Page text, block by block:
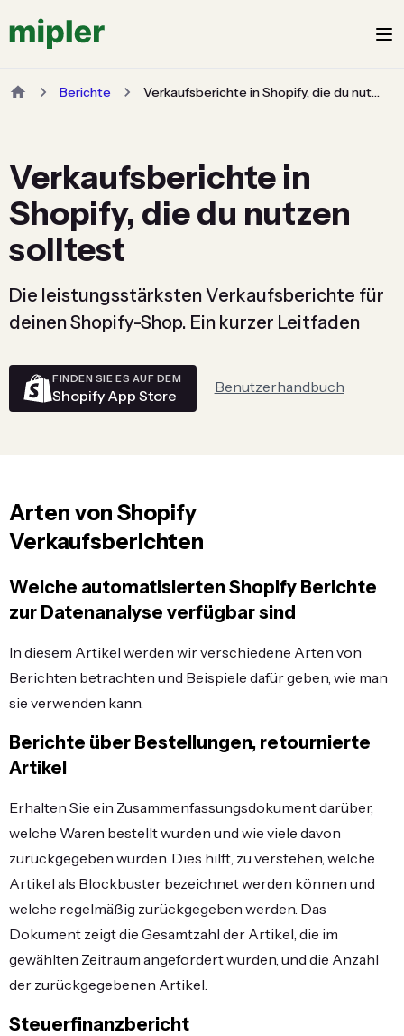
Berichte Verkaufsberichte in Shopify, die du nutzen solltest
Verkaufsberichte in
Shopify, die du nutzen
solltest
Die leistungsstärksten Verkaufsberichte für
deinen Shopify-Shop. Ein kurzer Leitfaden
FINDEN SIE ES AUF DEM
Shopify App Store Benutzerhandbuch
Arten von Shopify
Verkaufsberichten
Welche automatisierten Shopify Berichte
zur Datenanalyse verfügbar sind
In diesem Artikel werden wir verschiedene Arten von
Berichten betrachten und Beispiele dafür geben, wie man
sie verwenden kann.
Berichte über Bestellungen, retournierte
Artikel
Erhalten Sie ein Zusammenfassungsdokument darüber,
welche Waren bestellt wurden und wie viele davon
zurückgegeben wurden. Dies hilft, zu verstehen, welche
Artikel als Blockbuster bezeichnet werden können und
welche regelmäßig zurückgegeben werden. Das
Dokument zeigt die Gesamtzahl der Artikel, die im
gewählten Zeitraum angefordert wurden, und die Anzahl
der zurückgegebenen Artikel.
Steuerfinanzbericht